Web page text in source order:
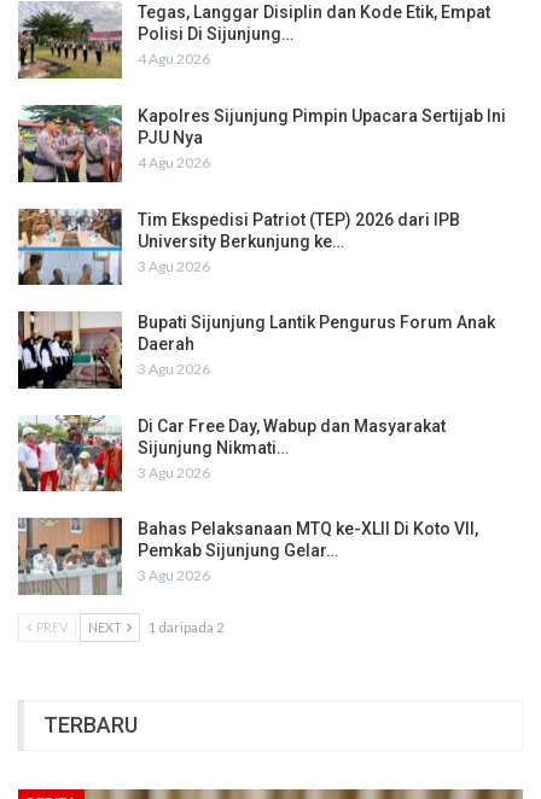
Tegas, Langgar Disiplin dan Kode Etik, Empat
Polisi Di Sijunjung…
4 Agu 2026
Kapolres Sijunjung Pimpin Upacara Sertijab Ini
PJU Nya
4 Agu 2026
Tim Ekspedisi Patriot (TEP) 2026 dari IPB
University Berkunjung ke…
3 Agu 2026
Bupati Sijunjung Lantik Pengurus Forum Anak
Daerah
3 Agu 2026
Di Car Free Day, Wabup dan Masyarakat
Sijunjung Nikmati…
3 Agu 2026
Bahas Pelaksanaan MTQ ke-XLII Di Koto VII,
Pemkab Sijunjung Gelar…
3 Agu 2026
PREV NEXT 1 daripada 2
TERBARU